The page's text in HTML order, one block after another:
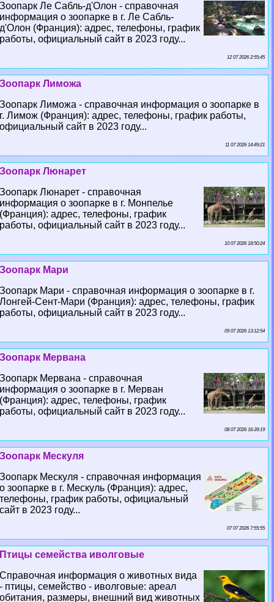
Зоопарк Ле Сабль-д'Олон - справочная
информация о зоопарке в г. Ле Сабль-
д'Олон (Франция): адрес, телефоны, график
работы, официальный сайт в 2023 году...
12 07 2026 2:55:45
Зоопарк Лиможа
Зоопарк Лиможа - справочная информация о зоопарке в
г. Лимож (Франция): адрес, телефоны, график работы,
официальный сайт в 2023 году...
11 07 2026 14:49:21
Зоопарк Люнарет
Зоопарк Люнарет - справочная
информация о зоопарке в г. Монпелье
(Франция): адрес, телефоны, график
работы, официальный сайт в 2023 году...
10 07 2026 18:50:24
Зоопарк Мари
Зоопарк Мари - справочная информация о зоопарке в г.
Лонгeй-Сент-Мари (Франция): адрес, телефоны, график
работы, официальный сайт в 2023 году...
09 07 2026 13:12:54
Зоопарк Мервана
Зоопарк Мервана - справочная
информация о зоопарке в г. Мерван
(Франция): адрес, телефоны, график
работы, официальный сайт в 2023 году...
08 07 2026 16:39:19
Зоопарк Мескуля
Зоопарк Мескуля - справочная информация
о зоопарке в г. Мескуль (Франция): адрес,
телефоны, график работы, официальный
сайт в 2023 году...
07 07 2026 7:55:55
Птицы семейства иволговые
Справочная информация о животных вида
- птицы, семейство - иволговые: ареал
обитания, размеры, внешний вид животных